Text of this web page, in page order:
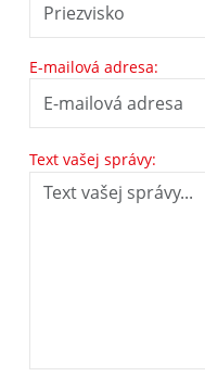
E-mailová adresa:
Text vašej správy: